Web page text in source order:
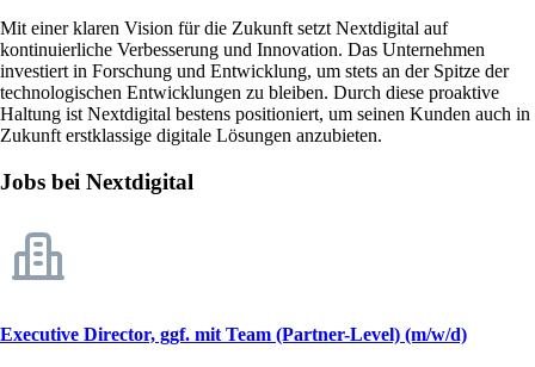
Mit einer klaren Vision für die Zukunft setzt Nextdigital auf
kontinuierliche Verbesserung und Innovation. Das Unternehmen
investiert in Forschung und Entwicklung, um stets an der Spitze der
technologischen Entwicklungen zu bleiben. Durch diese proaktive
Haltung ist Nextdigital bestens positioniert, um seinen Kunden auch in
Zukunft erstklassige digitale Lösungen anzubieten.
Jobs bei Nextdigital
Executive Director, ggf. mit Team (Partner-Level) (m/w/d)